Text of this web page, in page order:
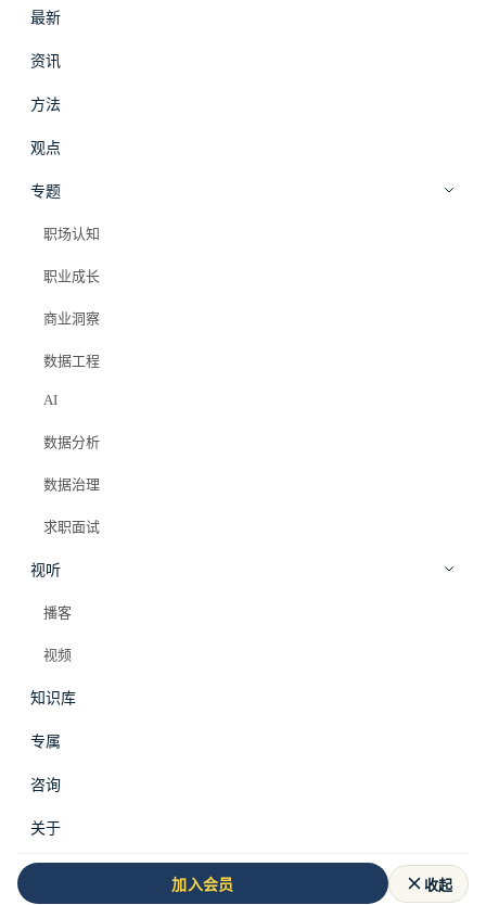
最新
资讯
方法
观点
专题
职场认知
职业成长
商业洞察
数据工程
AI
数据分析
数据治理
求职面试
视听
播客
视频
知识库
专属
咨询
关于
加入会员 收起
Posts
数据分析师的典型困境画像
被低估的结构性原因，理解为什么技术不差的你却始终没有话语
权，以及如何从「数据出口」变成「决策参与者」。
Elazer (石头)